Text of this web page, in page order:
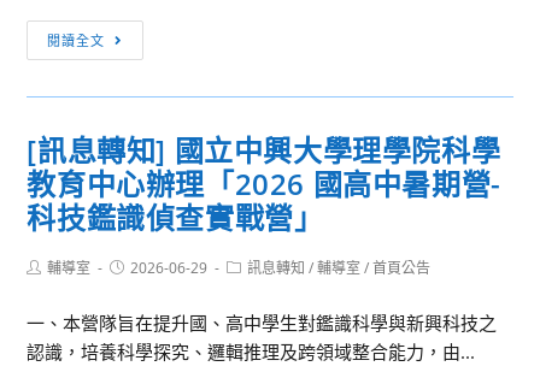
學
修
技
大
學
子
程
系
閱讀全文
息
轉
佛
光
大
學
應
經
濟
[訊息轉知] 國立中興大學理學院科學
教育中心辦理「2026 國高中暑期營-
科技鑑識偵查實戰營」
Post輔導室
Post2026-06-29
Post訊息轉知 / 輔導室 / 首頁公告
一、本營隊旨在提升國、高中學生對鑑識科學與新興科技之
認識，培養科學探究、邏輯推理及跨領域整合能力，由...